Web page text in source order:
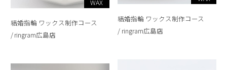
結婚指輪 ワックス制作コース
ringram広島店
WAX
結婚指輪 ワックス制作コース
ringram広島店